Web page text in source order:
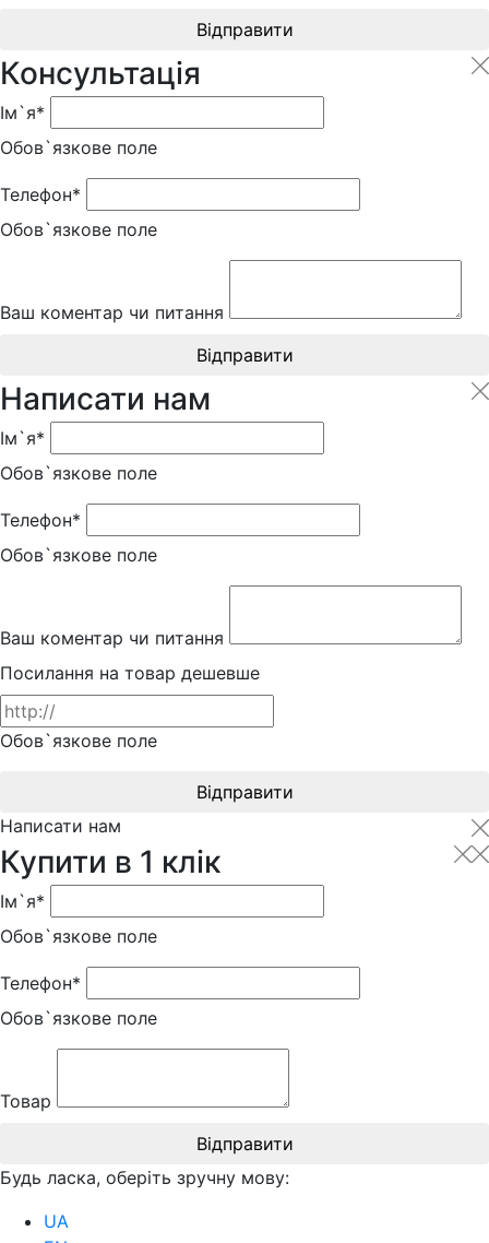
Відправити
Консультація
Ім`я*
Обов`язкове поле
Телефон*
Обов`язкове поле
Ваш коментар чи питання
Відправити
Написати нам
Ім`я*
Обов`язкове поле
Телефон*
Обов`язкове поле
Ваш коментар чи питання
Посилання на товар дешевше
Обов`язкове поле
Відправити
Написати нам
Купити в 1 клік
Ім`я*
Обов`язкове поле
Телефон*
Обов`язкове поле
Товар
Відправити
Будь ласка, оберіть зручну мову:
UA